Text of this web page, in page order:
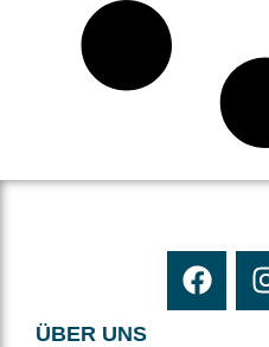
ÜBER UNS